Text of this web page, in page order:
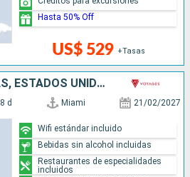
US$ 529 +Tasas
Hasta 50% Off
JAMAICA, BAHAMAS, ESTADOS UNIDOS
8 d Miami 21/02/2027
Wifi estándar incluido
Bebidas sin alcohol incluidas
Restaurantes de especialidades
incluidos